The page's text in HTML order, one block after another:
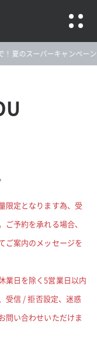
夏のスーパーキャンペー
限定となります為、受
予約を承れる場合、
ご案内のメッセージを
業日を除く5営業日以内
受信 / 拒否設定、迷惑
問い合わせいただけま